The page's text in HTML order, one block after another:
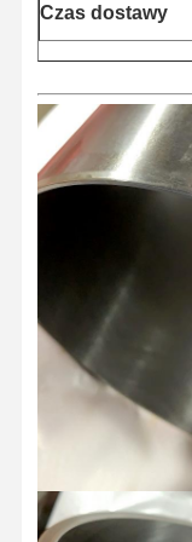
Czas dostawy